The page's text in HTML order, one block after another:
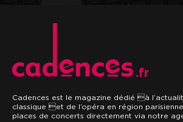
.fr
Cadences est le magazine dédié à
classique et de l’opéra en région
places de concerts directement via notre